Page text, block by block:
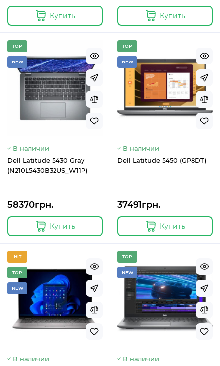
Купить Купить
TOP
NEW
В наличии
Dell Latitude 5430 Gray
(N210L5430В32US_W11P)
58370грн.
Купить
TOP
NEW
В наличии
Dell Latitude 5450 (GP8DT)
37491грн.
Купить
HIT
TOP
NEW
В наличии
TOP
NEW
В наличии